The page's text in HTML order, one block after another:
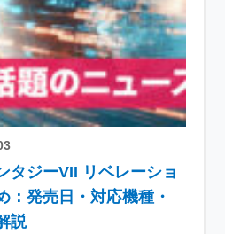
タジーVII リベレーショ
：発売日・対応機種・
説